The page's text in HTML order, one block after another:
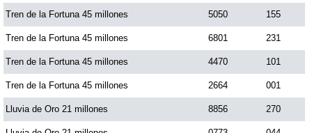
Fantástica Día
Fantástica Noche
Motilon Tarde
Tren de la Fortuna 45 millones 5050 155
Tren de la Fortuna 45 millones 6801 231
Tren de la Fortuna 45 millones 4470 101
Tren de la Fortuna 45 millones 2664 001
Lluvia de Oro 21 millones 8856 270